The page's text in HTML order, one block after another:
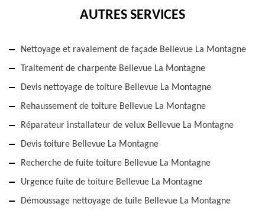
AUTRES SERVICES
Nettoyage et ravalement de façade Bellevue La Montagne
Traitement de charpente Bellevue La Montagne
Devis nettoyage de toiture Bellevue La Montagne
Rehaussement de toiture Bellevue La Montagne
Réparateur installateur de velux Bellevue La Montagne
Devis toiture Bellevue La Montagne
Recherche de fuite toiture Bellevue La Montagne
Urgence fuite de toiture Bellevue La Montagne
Démoussage nettoyage de tuile Bellevue La Montagne